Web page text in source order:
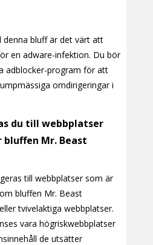
denna bluff är det värt att
en adware-infektion. Du bör
adblocker-program för att
omdirigeringar i
du till webbplatser
Mr. Beast
till webbplatser som är
bluffen Mr. Beast
tvivelaktiga webbplatser.
vara högriskwebbplatser
de utsätter